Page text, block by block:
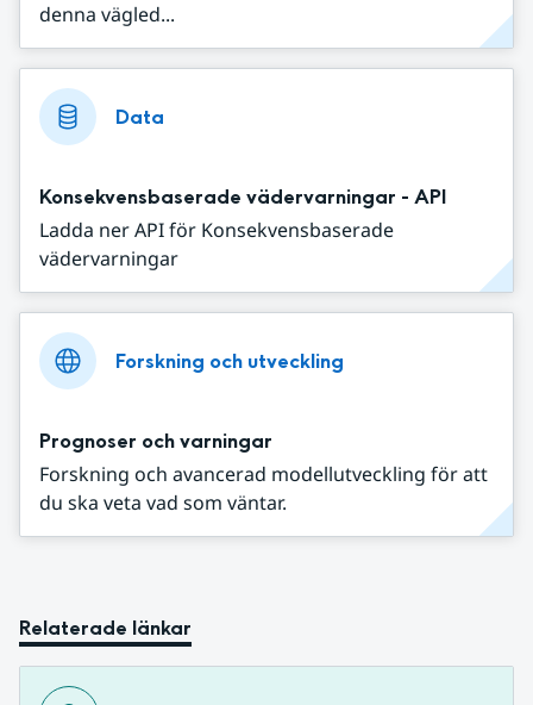
denna vägled...
Data
Konsekvensbaserade vädervarningar - API
Ladda ner API för Konsekvensbaserade
vädervarningar
Forskning och utveckling
Prognoser och varningar
Forskning och avancerad modellutveckling för att
du ska veta vad som väntar.
Relaterade länkar